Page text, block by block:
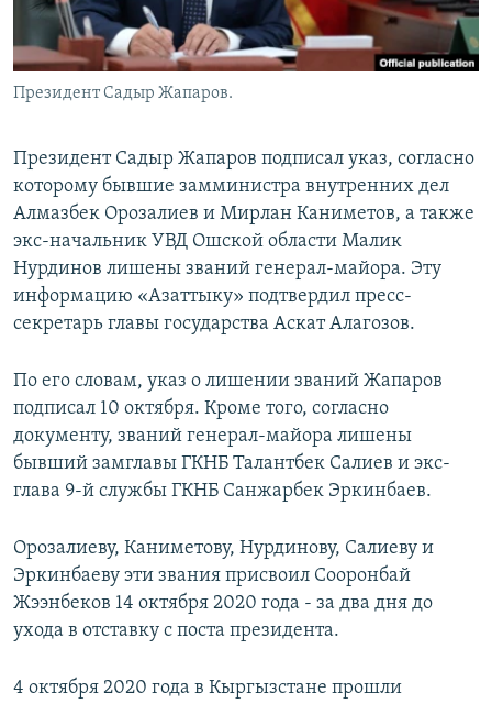
Президент Садыр Жапаров.
Президент Садыр Жапаров подписал указ, согласно
которому бывшие замминистра внутренних дел
Алмазбек Орозалиев и Мирлан Каниметов, а также
экс-начальник УВД Ошской области Малик
Нурдинов лишены званий генерал-майора. Эту
информацию «Азаттыку» подтвердил пресс-
секретарь главы государства Аскат Алагозов.
По его словам, указ о лишении званий Жапаров
подписал 10 октября. Кроме того, согласно
документу, званий генерал-майора лишены
бывший замглавы ГКНБ Талантбек Салиев и экс-
глава 9-й службы ГКНБ Санжарбек Эркинбаев.
Орозалиеву, Каниметову, Нурдинову, Салиеву и
Эркинбаеву эти звания присвоил Сооронбай
Жээнбеков 14 октября 2020 года - за два дня до
ухода в отставку с поста президента.
4 октября 2020 года в Кыргызстане прошли